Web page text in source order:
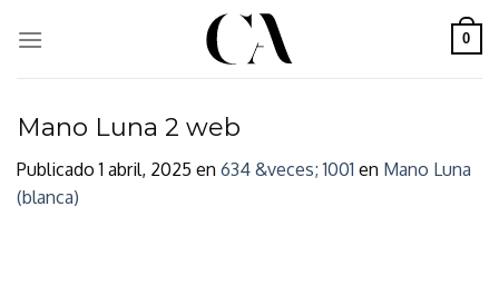
0
Mano Luna 2 web
Publicado1 abril, 2025 en 634 &veces; 1001 en Mano Luna
(blanca)